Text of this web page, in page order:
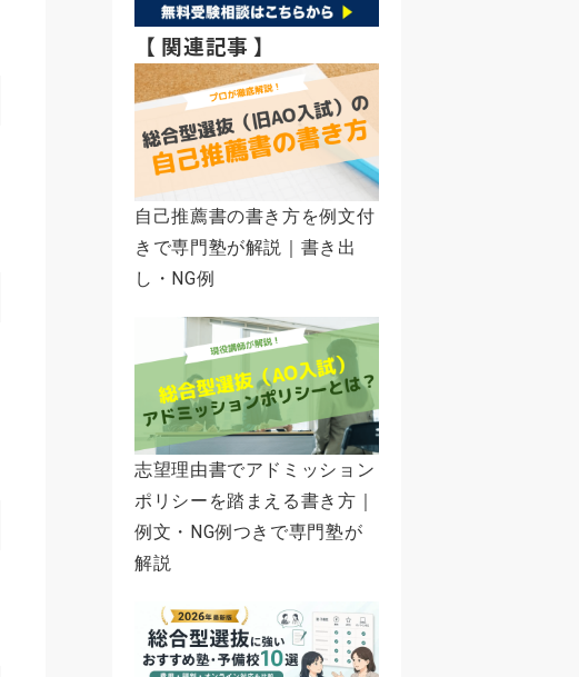
【 関連記事 】
自己推薦書の書き方を例文付
きで専門塾が解説｜書き出
し・NG例
志望理由書でアドミッション
ポリシーを踏まえる書き方｜
例文・NG例つきで専門塾が
解説